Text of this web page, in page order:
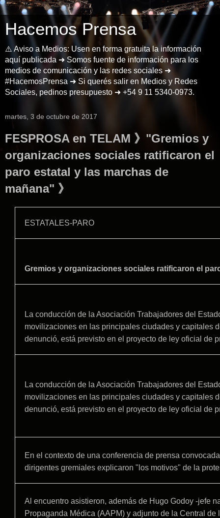
Hacemos Prensa
⚠️ Aviso a Medios: Usen en forma gratuita la información
aquí publicada ➜ Somos fuente de información para los
medios de comunicación y las redes sociales ➜
#HacemosPrensa ➜ Si querés salir en Medios y Redes
Sociales, pedinos presupuesto ➜ +54 9 11 5340-0973.
martes, 3 de octubre de 2017
FESPROSA en TELAM 》"Gremios y
organizaciones sociales ratificaron el
paro estatal y las marchas de
mañana" 》
ESTATALES-PARO
Gremios y organizaciones sociales ratificaron el
La conducción de la Asociación Trabajadores del
movilizaciones en las principales ciudades y capitales
denunció, está previsto en el proyecto de ley oficial de
La conducción de la Asociación Trabajadores del
movilizaciones en las principales ciudades y capitales
denunció, está previsto en el proyecto de ley oficial de
En el contexto de una conferencia de prensa
dirigentes gremiales explicaron "los motivos" de la
Al encuentro asistieron, además de Hugo Godoy -jefe
Propaganda Médica (AAPM) y adjunto de la Central